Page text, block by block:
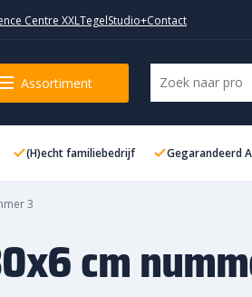
Centre XXLTegelStudio+Contact
Assortiment
(H)echt familiebedrijf Gegarandeerd
3
cm
3